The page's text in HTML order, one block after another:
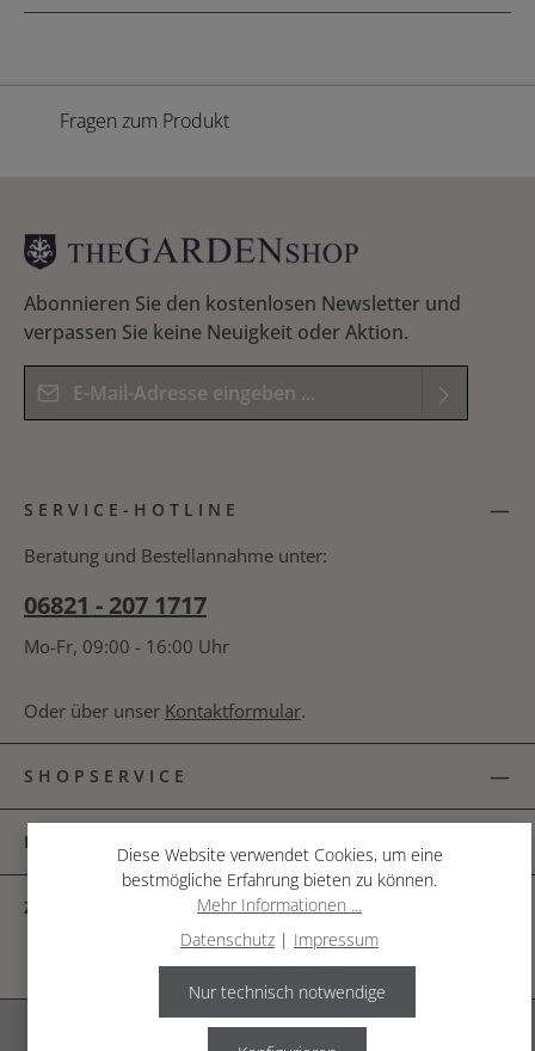
Fragen zum Produkt
Abonnieren Sie den kostenlosen Newsletter und
verpassen Sie keine Neuigkeit oder Aktion.
E-Mail-Adresse*
Kenntnis genommen und die
Bitte geben Sie das Ergebnis der Gleichung in das
nachfolgende Textfeld ein. *
SERVICE-HOTLINE
Beratung und Bestellannahme unter:
06821 - 207 1717
Mo-Fr, 09:00 - 16:00 Uhr
Oder über unser Kontaktformular.
SHOPSERVICE
INFORMATIONEN
ZAHLUNGSARTEN
Alle Preise inkl. gesetzl. Mehrwertsteuer zzgl.
Diese Website verwendet Cookies, um eine
bestmögliche Erfahrung bieten zu können.
Mehr Informationen ...
Datenschutz | Impressum
Nur technisch notwendige